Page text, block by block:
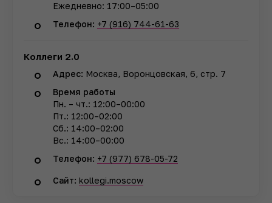
Ежедневно: 17:00–05:00
Телефон: +7 (916) 744-61-63
Коллеги 2.0
Адрес: Москва, Воронцовская, 6, стр. 7
Время работы
Пн. – чт.: 12:00–00:00
Пт.: 12:00–02:00
Сб.: 14:00–02:00
Вс.: 14:00–00:00
Телефон: +7 (977) 678-05-72
Сайт: kollegi.moscow